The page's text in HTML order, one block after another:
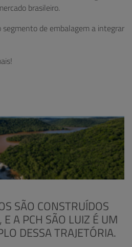
brasileiro.
segmento de embalagem a integrar
SÃO CONSTRUÍDOS
E A PCH SÃO LUIZ É UM
DESSA TRAJETÓRIA.